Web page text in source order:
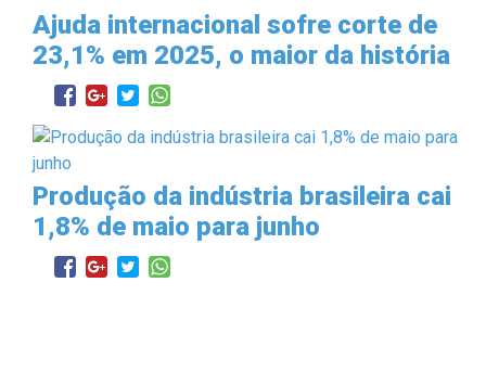
Ajuda internacional sofre corte de
23,1% em 2025, o maior da história
Produção da indústria brasileira cai
1,8% de maio para junho